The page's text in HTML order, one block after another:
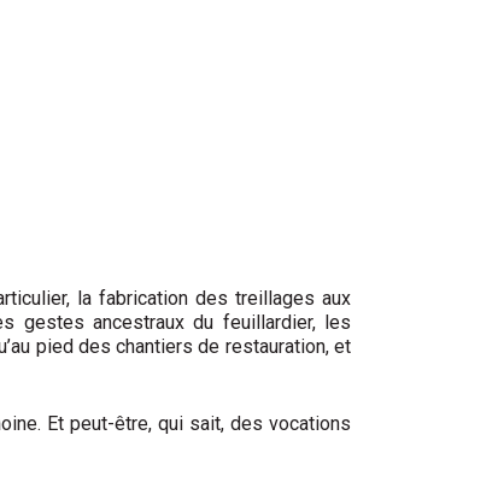
la fabrication des treillages aux
gestes ancestraux du feuillardier, les
pied des chantiers de restauration, et
Et peut-être, qui sait, des vocations